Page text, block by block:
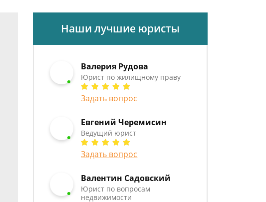
Наши лучшие юристы
Валерия Рудова
Юрист по жилищному праву
Задать вопрос
Евгений Черемисин
Ведущий юрист
Задать вопрос
Валентин Садовский
Юрист по вопросам
недвижимости